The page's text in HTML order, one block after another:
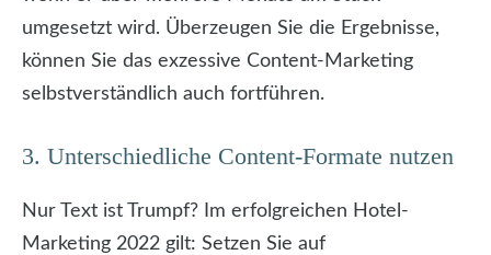
umgesetzt wird. Überzeugen Sie die Ergebnisse,
können Sie das exzessive Content-Marketing
selbstverständlich auch fortführen.
3. Unterschiedliche Content-Formate nutzen
Nur Text ist Trumpf? Im erfolgreichen Hotel-
Marketing 2022 gilt: Setzen Sie auf